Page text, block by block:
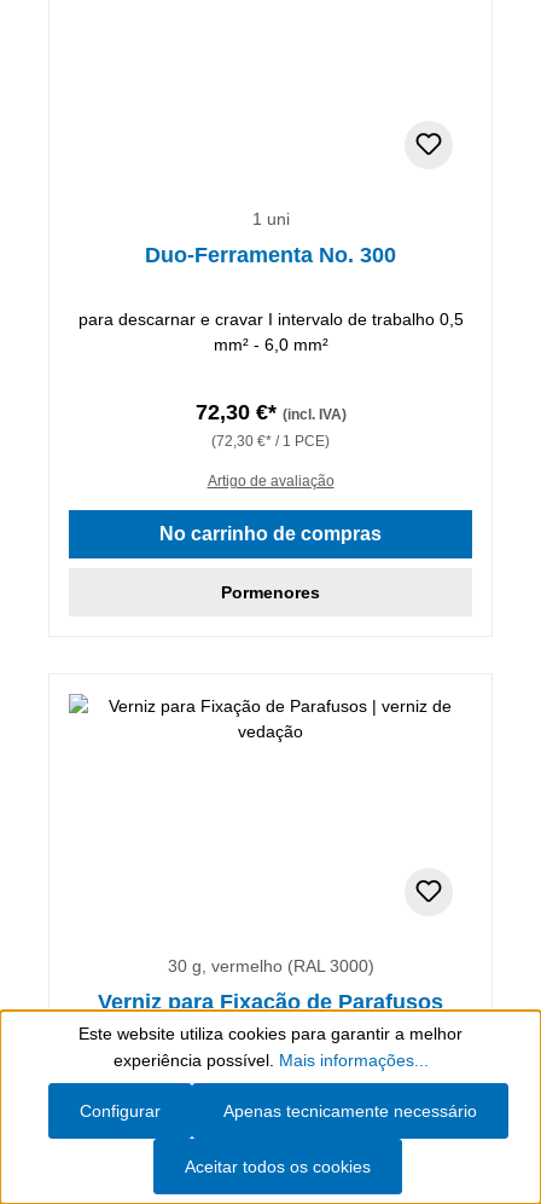
1 uni
Duo-Ferramenta No. 300
para descarnar e cravar I intervalo de trabalho 0,5
mm² - 6,0 mm²
72,30 €* (incl. IVA)
(72,30 €* / 1 PCE)
Artigo de avaliação
No carrinho de compras
Pormenores
30 g, vermelho (RAL 3000)
Verniz para Fixação de Parafusos
verniz de vedação
25,47 €*(incl. IVA)
Show toolbar
Este website utiliza cookies para garantir a melhor
experiência possível. Mais informações...
Apenas tecnicamente necessário
Configurar
Aceitar todos os cookies